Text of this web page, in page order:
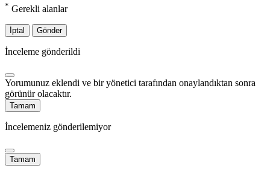
* Gerekli alanlar
İptal Gönder
İnceleme gönderildi
Yorumunuz eklendi ve bir yönetici tarafından onaylandıktan sonra
görünür olacaktır.
Tamam
İncelemeniz gönderilemiyor
Tamam